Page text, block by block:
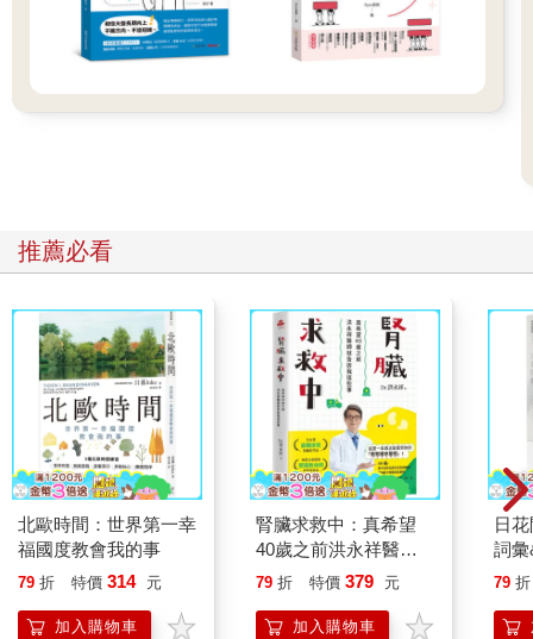
（科技發展、氣候控制 ），未來三十年間，攸關全國、全民、各
企業的法令、政策、思維、科技都即將有重大改變，企業及個人
的腦袋，當然也要跟著改變，朝向地球及企業永續發展的ESG，
將會是化危機為轉機的良機，也會是獲利的最大契機。
但稅收對政府而言是稅賦，對企業或個人而言則是稅負，如何取
得均衡至為重要，尤其如能相輔相成、相得益彰，達到多贏
（win-win-win）的目的，則更是國家之幸、萬民之福。邇來各國
為達成碳中和，除祭出「碳稅」的棍子，也送出「碳權」的胡蘿
蔔，在獎罰分明下，窮腦袋的老闆將負擔碳稅的稅負，富腦袋的
老闆將在享受碳權的稅富，相去不可以道里計。
=====
出版緣起
擁有健康的財務觀，才能累積真正的財富
相信你一定聽過，沒錢更要理財，但具體而微的理由究竟是什
麼，是否有明確概念？曾有人如此註解：所謂「理財」是精算使
用每一分錢，讓財務狀況處於最好狀態，在擁有一定的生活品質
推薦必看
北歐時間：世界第一幸
福國度教會我的事
79 折 特價 314 元
加入購物車
腎臟求救中：真希望
40歲之前洪永祥醫師
就告訴我這些事
79 折 特價 379 元
加入購物車
日
詞
79 折